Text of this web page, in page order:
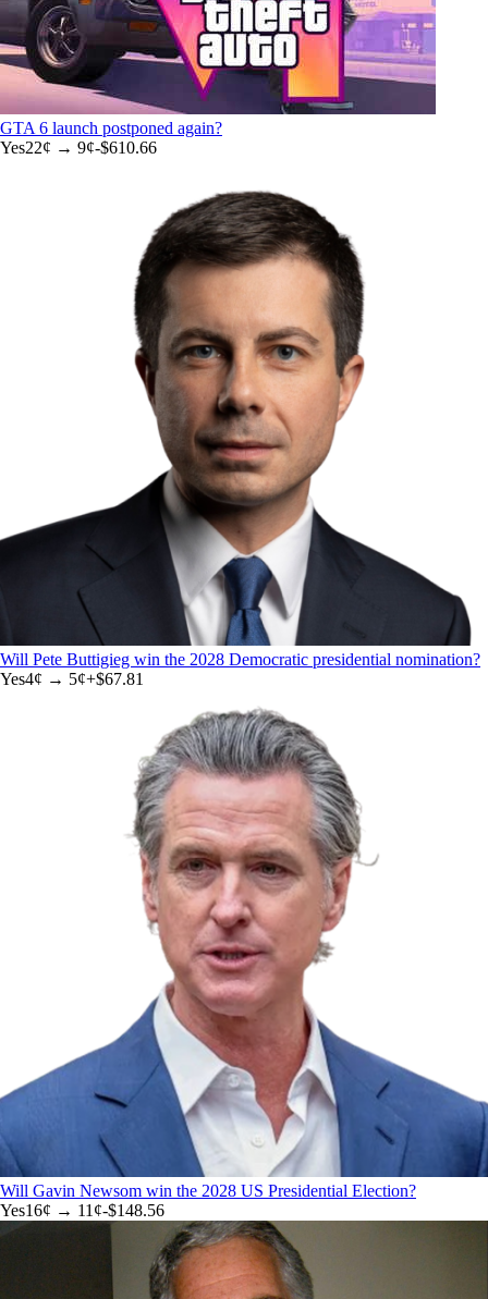
GTA 6 launch postponed again?
Yes22¢ → 9¢-$610.66
Will Pete Buttigieg win the 2028 Democratic presidential nomination?
Yes4¢ → 5¢+$67.81
Will Gavin Newsom win the 2028 US Presidential Election?
Yes16¢ → 11¢-$148.56